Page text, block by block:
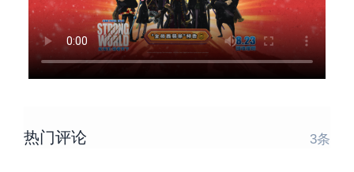
热门评论 3条